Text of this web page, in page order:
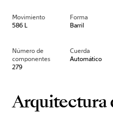
Movimiento
586 L
Forma
Barril
Número de
componentes
279
Cuerda
Automático
Arquitectura